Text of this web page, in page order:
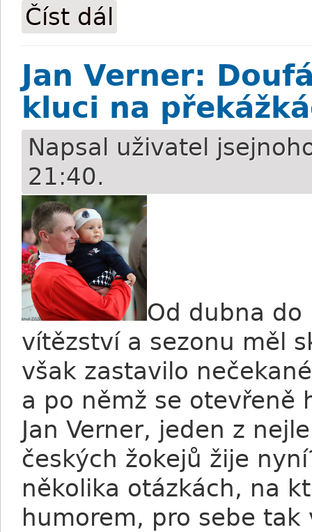
Číst dál
Jan Verner:
kluci na
Napsal uživatel
21:40.
Od dubna do
vítězství a sezonu měl
však zastavilo
a po němž se otevřeně
Jan Verner, jeden z
českých žokejů žije
několika otázkách, na
humorem, pro sebe